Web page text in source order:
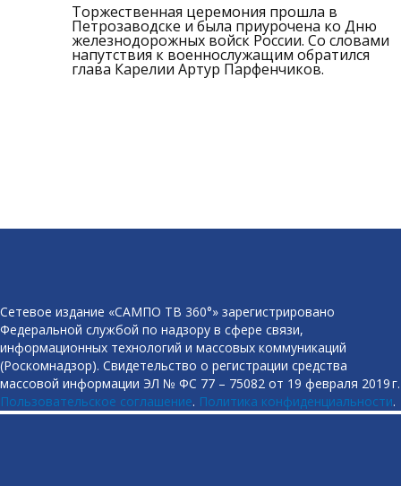
Торжественная церемония прошла в
Петрозаводске и была приурочена ко Дню
железнодорожных войск России. Со словами
напутствия к военнослужащим обратился
глава Карелии Артур Парфенчиков.
Сетевое издание «САМПО ТВ 360°» зарегистрировано
Федеральной службой по надзору в сфере связи,
информационных технологий и массовых коммуникаций
(Роскомнадзор). Свидетельство о регистрации средства
массовой информации ЭЛ № ФС 77 – 75082 от 19 февраля 2019 г.
Пользовательское соглашение. Политика конфиденциальности.